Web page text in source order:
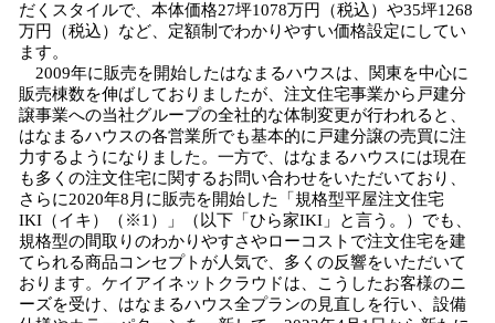
だくスタイルで、本体価格27坪1078万円（税込）や35坪1268
万円（税込）など、定額制でわかりやすい価格設定にしてい
ます。
2009年に販売を開始したはなまるハウスは、関東を中心に
販売棟数を伸ばしておりましたが、注文住宅事業から戸建分
譲事業への当社グループの全社的な体制変更が行われると、
はなまるハウスの各営業所でも基本的に戸建分譲の売買に注
力するようになりました。一方で、はなまるハウスには現在
も多くの注文住宅に関するお問い合わせをいただいており、
さらに2020年8月に販売を開始した「規格型平屋注文住宅
IKI（イキ）（※1）」（以下「ひら家IKI」と言う。）でも、
規格型の間取りのわかりやすさやローコストで注文住宅を建
てられる商品コンセプトが人気で、多くの反響をいただいて
おります。ケイアイネットクラウドは、こうしたお客様のニ
ーズを受け、はなまるハウス全プランの見直しを行い、設備